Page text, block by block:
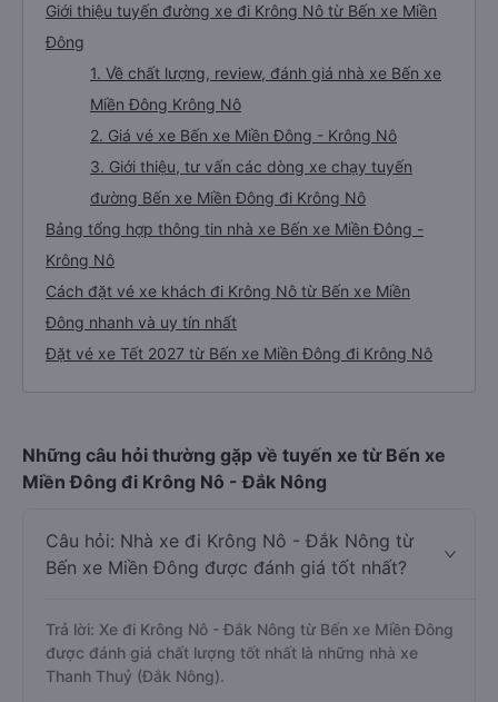
Giới thiệu tuyến đường xe đi Krông Nô từ Bến xe Miền
Đông
1. Về chất lượng, review, đánh giá nhà xe Bến xe
Miền Đông Krông Nô
2. Giá vé xe Bến xe Miền Đông - Krông Nô
3. Giới thiệu, tư vấn các dòng xe chạy tuyến
đường Bến xe Miền Đông đi Krông Nô
Bảng tổng hợp thông tin nhà xe Bến xe Miền Đông -
Krông Nô
Cách đặt vé xe khách đi Krông Nô từ Bến xe Miền
Đông nhanh và uy tín nhất
Đặt vé xe Tết 2027 từ Bến xe Miền Đông đi Krông Nô
Những câu hỏi thường gặp về tuyến xe từ Bến xe
Miền Đông đi Krông Nô - Đắk Nông
Câu hỏi: Nhà xe đi Krông Nô - Đắk Nông từ
Bến xe Miền Đông được đánh giá tốt nhất?
Trả lời: Xe đi Krông Nô - Đắk Nông từ Bến xe Miền Đông
được đánh giá chất lượng tốt nhất là những nhà xe
Thanh Thuỷ (Đắk Nông).